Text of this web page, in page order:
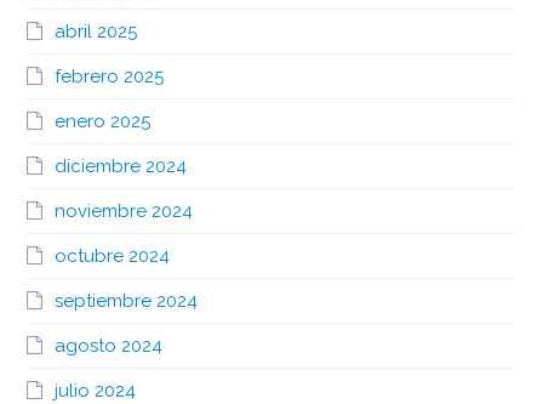
abril 2025
febrero 2025
enero 2025
diciembre 2024
noviembre 2024
octubre 2024
septiembre 2024
agosto 2024
julio 2024